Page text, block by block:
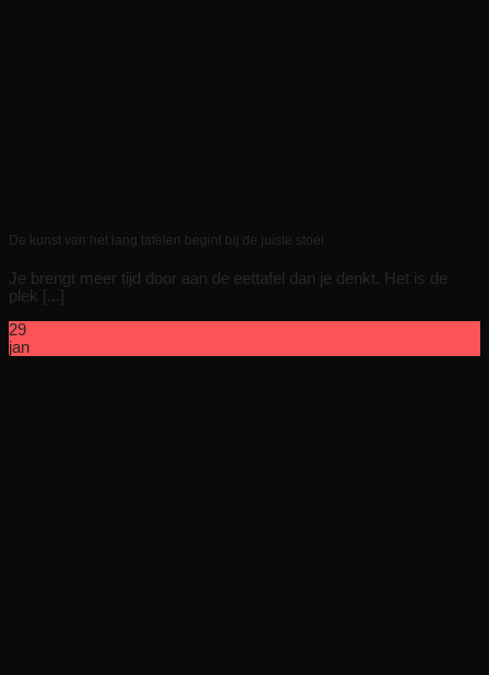
De kunst van het lang tafelen begint bij de juiste stoel
Je brengt meer tijd door aan de eettafel dan je denkt. Het is de
plek [...]
29
jan